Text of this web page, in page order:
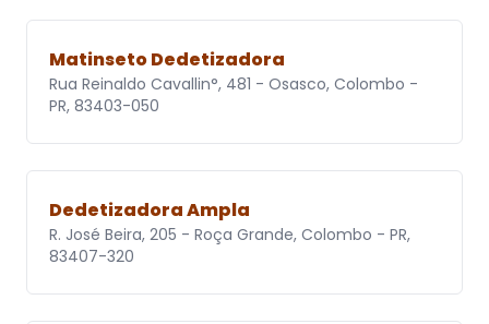
Matinseto Dedetizadora
Rua Reinaldo Cavallin°, 481 - Osasco, Colombo -
PR, 83403-050
Dedetizadora Ampla
R. José Beira, 205 - Roça Grande, Colombo - PR,
83407-320